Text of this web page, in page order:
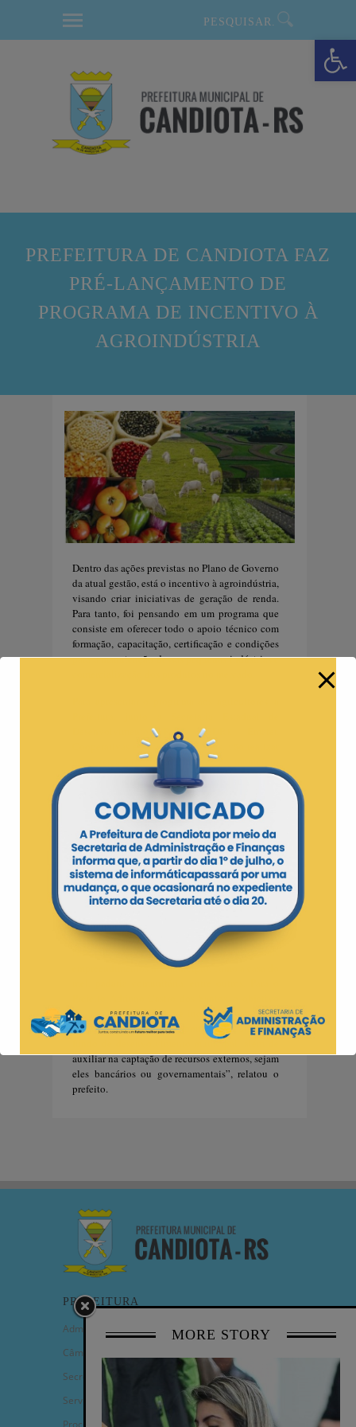
Barra de Ferramentas Aberta
PREFEITURA DE CANDIOTA FAZ
PRÉ-LANÇAMENTO DE
PROGRAMA DE INCENTIVO À
AGROINDÚSTRIA
Dentro das ações previstas no Plano de Governo
da atual gestão, está o incentivo à agroindústria,
visando criar iniciativas de geração de renda.
Para tanto, foi pensando em um programa que
consiste em oferecer todo o apoio técnico com
formação, capacitação, certificação e condições
para a manutenção dessas pequenas indústrias e
Desenvolvimento Rural (SDR), Emater,
Cooperativas e Associações locais, vão realizar
nesta terça-feira, 30, no interior do município
um pré-lançamento do Programa.
A programação inicia as 8h30, no Centro de
EducaçãoPopular e Pesquisa Agroecológica
(CEPPA), com explanação sobre legislação de
agroindústria, ministradopelo Renato Cougo
da Emater e João Caldeira da SDR.
Posteriormente será falado sobre o cenário atual
do município e suas principais potencialidades
nessa área pela Emater, Cooptec e a Secretaria
Municipal de Agropecuária.
tarde haverá visitas técnicas em pequenos
empreendimentos no município, como a casa do
do Programa éfacilita r e incentivar esse setor.
“A ideia é oferecer um aporte de recursos via
fundo de desenvolvimento municipal, além de
auxiliar na captação de recursos externos, sejam
eles bancários ou governamentais”, relatou o
prefeito.
MORE STORY
PREFEITURA
Administração Municipal
Câmara de Vereadores
Secretarias
Serviços
Procuradoria Geral